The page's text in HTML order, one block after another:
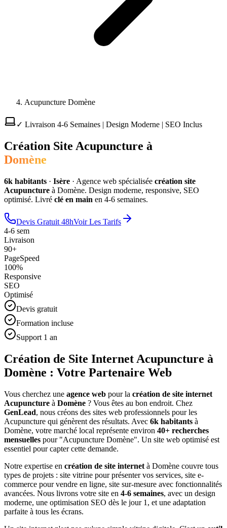
Acupuncture Domène
✓ Livraison 4-6 Semaines | Design Moderne | SEO Inclus
Création Site Acupuncture à
Domène
6k habitants · Isère · Agence web spécialisée création site
Acupuncture à Domène. Design moderne, responsive, SEO
optimisé. Livré clé en main en 4-6 semaines.
Devis Gratuit 48hVoir Les Tarifs
4-6 sem
Livraison
90+
PageSpeed
100%
Responsive
SEO
Optimisé
Devis gratuit
Formation incluse
Support 1 an
Création de Site Internet Acupuncture à
Domène : Votre Partenaire Web
Vous cherchez une agence web pour la création de site internet
Acupuncture à Domène ? Vous êtes au bon endroit. Chez
GenLead, nous créons des sites web professionnels pour les
Acupuncture qui génèrent des résultats. Avec 6k habitants à
Domène, votre marché local représente environ 40+ recherches
mensuelles pour "Acupuncture Domène". Un site web optimisé est
essentiel pour capter cette demande.
Notre expertise en création de site internet à Domène couvre tous
types de projets : site vitrine pour présenter vos services, site e-
commerce pour vendre en ligne, site sur-mesure avec fonctionnalités
avancées. Nous livrons votre site en 4-6 semaines, avec un design
moderne, une optimisation SEO dès le jour 1, et une adaptation
parfaite à tous les écrans.